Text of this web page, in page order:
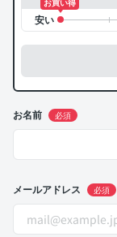
お名前 必須
メールアドレス 必須